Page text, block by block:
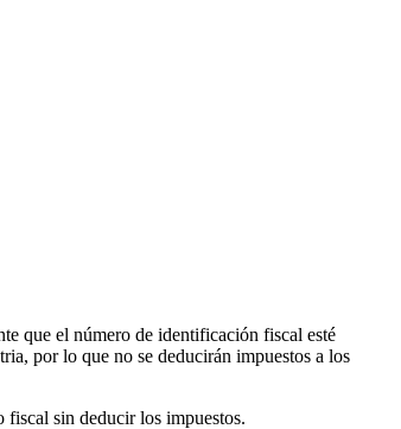
que el número de identificación fiscal esté
por lo que no se deducirán impuestos a los
sin deducir los impuestos.